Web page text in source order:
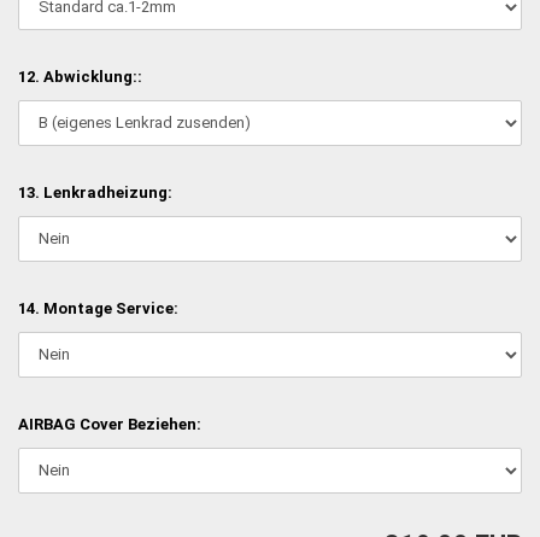
12. Abwicklung::
13. Lenkradheizung:
14. Montage Service:
AIRBAG Cover Beziehen: